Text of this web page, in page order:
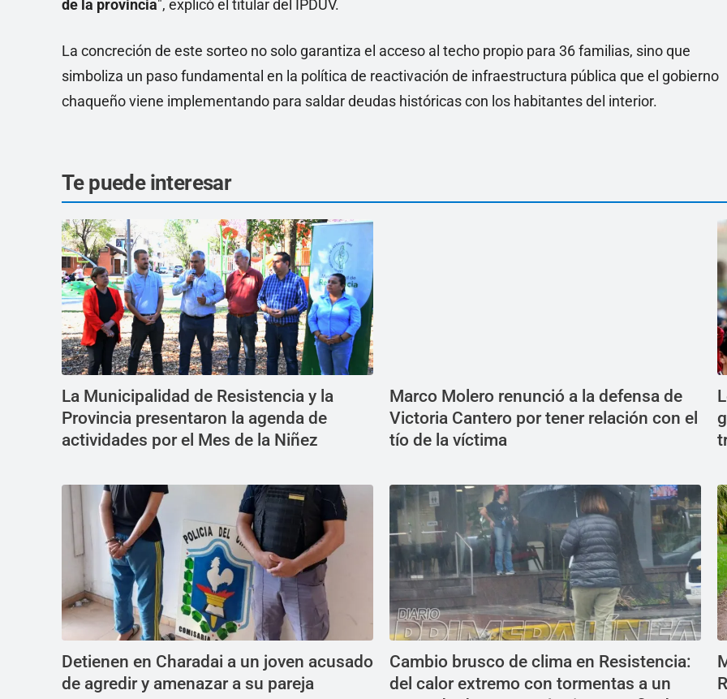
de la provincia", explicó el titular del IPDUV.
La concreción de este sorteo no solo garantiza el acceso al techo propio para 36 familias, sino que
simboliza un paso fundamental en la política de reactivación de infraestructura pública que el gobierno
chaqueño viene implementando para saldar deudas históricas con los habitantes del interior.
Te puede interesar
La Municipalidad de Resistencia y la
Provincia presentaron la agenda de
actividades por el Mes de la Niñez
Marco Molero renunció a la defensa de
Victoria Cantero por tener relación con el
tío de la víctima
Detienen en Charadai a un joven acusado
de agredir y amenazar a su pareja
Cambio brusco de clima en Resistencia:
del calor extremo con tormentas a un